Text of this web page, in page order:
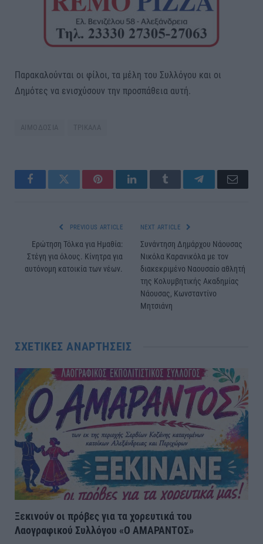
Παρακαλούνται οι φίλοι, τα μέλη του Συλλόγου και οι
Δημότες να ενισχύσουν την προσπάθεια αυτή.
ΑΙΜΟΔΟΣΙΑ ΤΡΙΚΑΛΑ
FacebookTwitter PinterestLinkedInTumblr TelegramEmail
PREVIOUS ARTICLE
Ερώτηση Τόλκα για Ημαθία:
Στέγη για όλους. Κίνητρα για
αυτόνομη κατοικία των νέων.
NEXT ARTICLE
Συνάντηση Δημάρχου Νάουσας
Νικόλα Καρανικόλα με τον
διακεκριμένο Ναουσαίο αθλητή
της Κολυμβητικής Ακαδημίας
Νάουσας, Κωνσταντίνο
Μητσιάνη
ΣΧΕΤΙΚΈΣ ΑΝΑΡΤΉΣΕΙΣ
Ξεκινούν οι πρόβες για τα χορευτικά του
Λαογραφικού Συλλόγου «Ο ΑΜΑΡΑΝΤΟΣ»